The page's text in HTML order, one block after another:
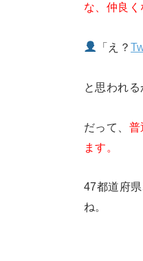
な、仲良
「え？
と思われる
だって、 普
ます。
47都道府
ね。